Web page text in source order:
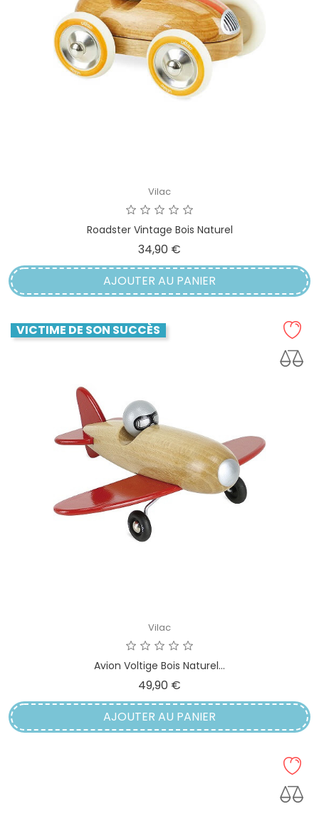
Vilac
Roadster Vintage Bois Naturel
34,90 €
AJOUTER AU PANIER
VICTIME DE SON SUCCÈS
Vilac
Avion Voltige Bois Naturel...
49,90 €
AJOUTER AU PANIER